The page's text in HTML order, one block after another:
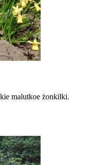
malutkoe żonkilki.